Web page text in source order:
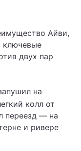
Айви,
ключевые
двух пар
на
колл от
переезд — на
и ривере